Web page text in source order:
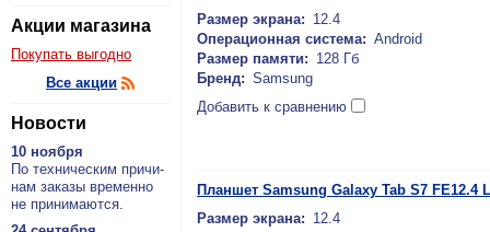
Акции магазина
Покупать выгодно
Все акции
Новости
10 ноября
По тех­ни­че­ским при­чи­
нам за­ка­зы вре­мен­но
не при­ни­ма­ют­ся.
Размер экрана: 12.4
Операционная система: Android
Размер памяти: 128 Гб
Бренд: Samsung
Добавить к сравнению
Планшет Samsung Galaxy Tab S7 FE12.4
Размер экрана: 12.4